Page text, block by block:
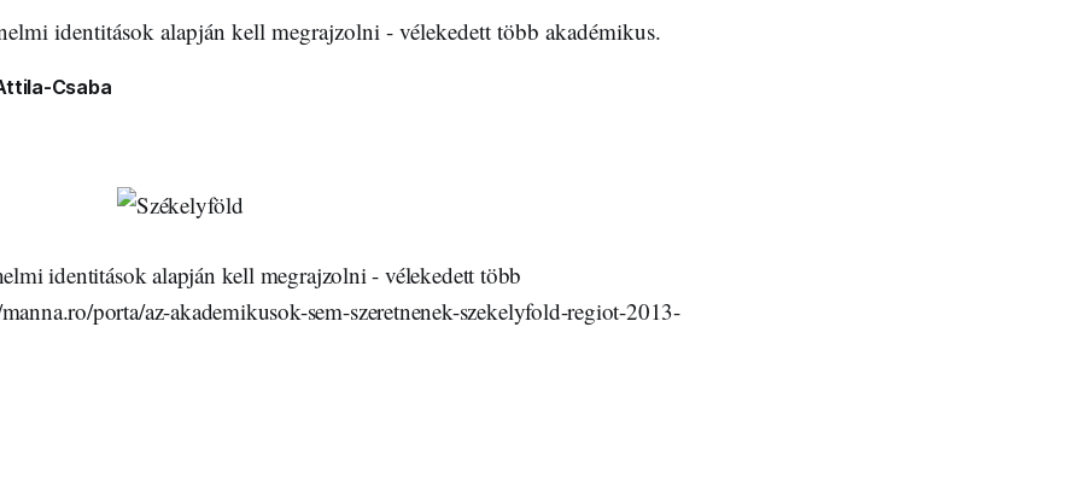
identitások alapján kell megrajzolni - vélekedett több akadémikus.
Csaba
identitások alapján kell megrajzolni - vélekedett több
porta/az-akademikusok-sem-szeretnenek-szekelyfold-regiot-2013-